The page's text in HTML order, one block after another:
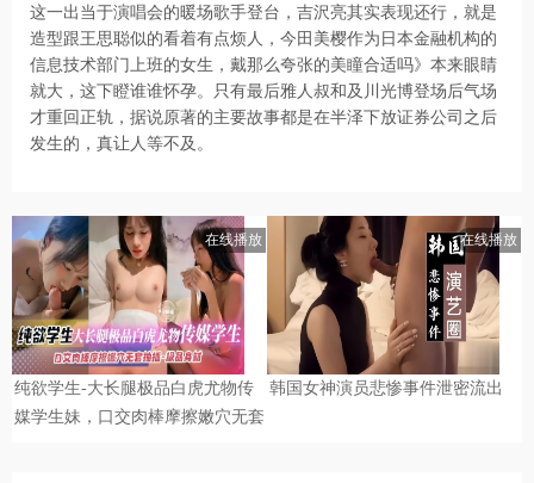
这一出当于演唱会的暖场歌手登台，吉沢亮其实表现还行，就是
造型跟王思聪似的看着有点烦人，今田美樱作为日本金融机构的
信息技术部门上班的女生，戴那么夸张的美瞳合适吗》本来眼睛
就大，这下瞪谁谁怀孕。只有最后雅人叔和及川光博登场后气场
才重回正轨，据说原著的主要故事都是在半泽下放证券公司之后
发生的，真让人等不及。